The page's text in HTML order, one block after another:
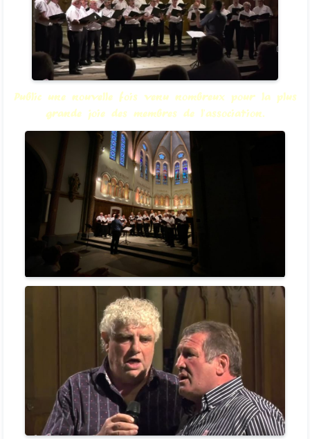
Public une nouvelle fois venu nombreux pour la plus
grande joie des membres de l'association.